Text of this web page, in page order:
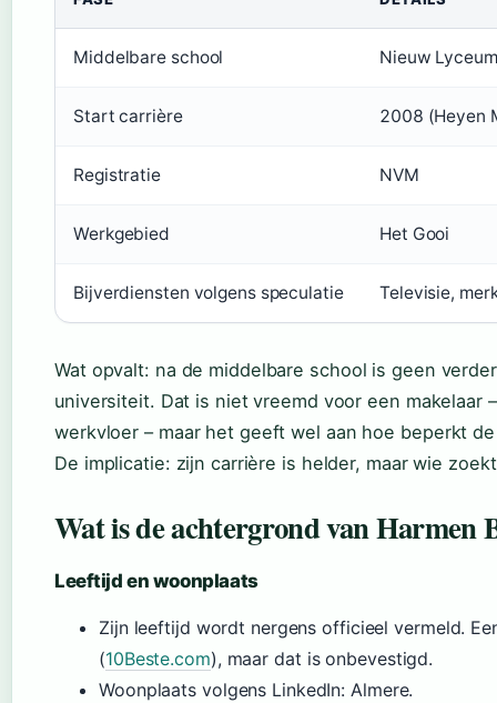
Middelbare school Nieuw Lyceum
Start carrière 2008 (Heyen
Registratie NVM
Werkgebied Het Gooi
Bijverdiensten volgens speculatie Televisie,
Wat opvalt: na de middelbare school is geen
universiteit. Dat is niet vreemd voor een makelaar
werkvloer – maar het geeft wel aan hoe beperkt
De implicatie: zijn carrière is helder, maar wie
Wat is de achtergrond van Harmen
Leeftijd en woonplaats
Zijn leeftijd wordt nergens officieel vermeld.
(10Beste.com), maar dat is onbevestigd.
Woonplaats volgens LinkedIn: Almere.